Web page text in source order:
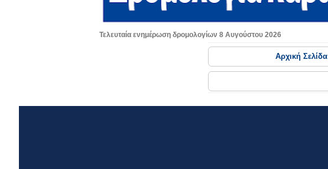
Τελευταία ενημέρωση δρομολογίων 8 Αυγούστου 2026
Αρχική Σελίδα